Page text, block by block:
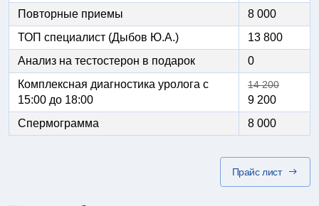
Повторные приемы
8 000
ТОП специалист (Дыбов Ю.А.)
13 800
Анализ на тестостерон в подарок
0
Комплексная диагностика уролога с
15:00 до 18:00
14 200
9 200
Спермограмма
8 000
Прайс лист